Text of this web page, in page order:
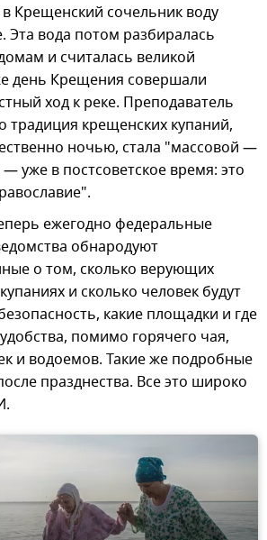
в Крещенский сочельник воду
Эта вода потом разбиралась
и считалась великой
день Крещения совершали
ход к реке. Преподаватель
традиция крещенских купаний,
ночью, стала "массовой —
уже в постсоветское время: это
ежегодно федеральные
обнародуют
о том, сколько верующих
и сколько человек будут
какие площадки и где
помимо горячего чая,
и водоемов. Такие же подробные
празднества. Все это широко